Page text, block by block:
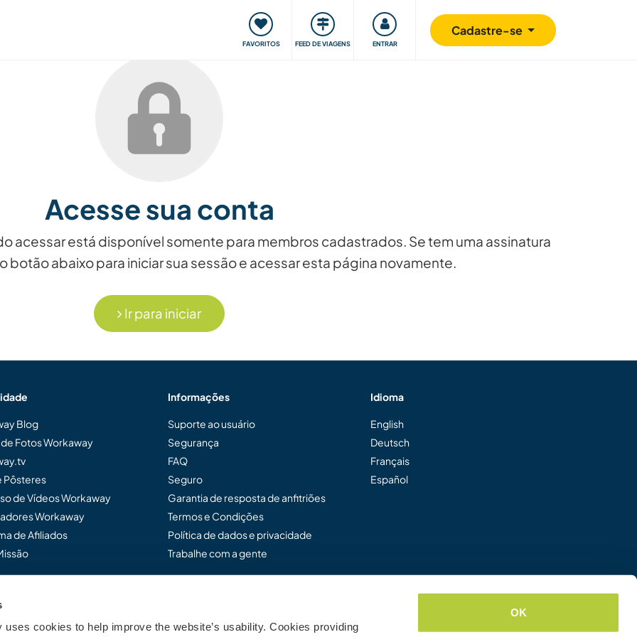
cookies to help improve the website’s usability. Cookies providing
OK
FAVORITOS FEED DE VIAGENS ENTRAR
Cadastre-se
Viaje e aprenda Comunidade Retribuindo Segurança
Acesse sua conta
acessar está disponível somente para membros cadastrados. Se tem uma assinatura
botão abaixo para iniciar sua sessão e acessar esta página novamente.
Ir para iniciar
Blog
Fotos Workaway
Pôsteres
de Vídeos Workaway
Workaway
de Afiliados
Informações
Suporte ao usuário
Segurança
FAQ
Seguro
Garantia de resposta de anfitriões
Termos e Condições
Política de dados e privacidade
Trabalhe com a gente
Idioma
English
Deutsch
Français
Español
Workaway...